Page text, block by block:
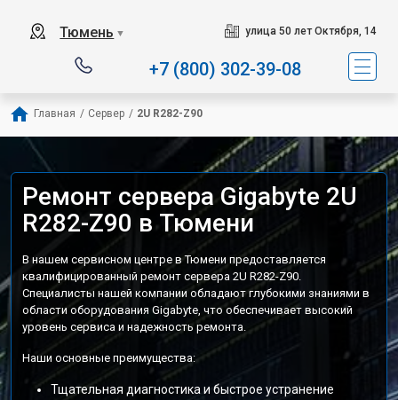
Тюмень ▼ улица 50 лет Октября, 14
+7 (800) 302-39-08
Главная / Сервер / 2U R282-Z90
Ремонт сервера Gigabyte 2U
R282-Z90 в Тюмени
В нашем сервисном центре в Тюмени предоставляется
квалифицированный ремонт сервера 2U R282-Z90.
Специалисты нашей компании обладают глубокими знаниями в
области оборудования Gigabyte, что обеспечивает высокий
уровень сервиса и надежность ремонта.
Наши основные преимущества:
Тщательная диагностика и быстрое устранение